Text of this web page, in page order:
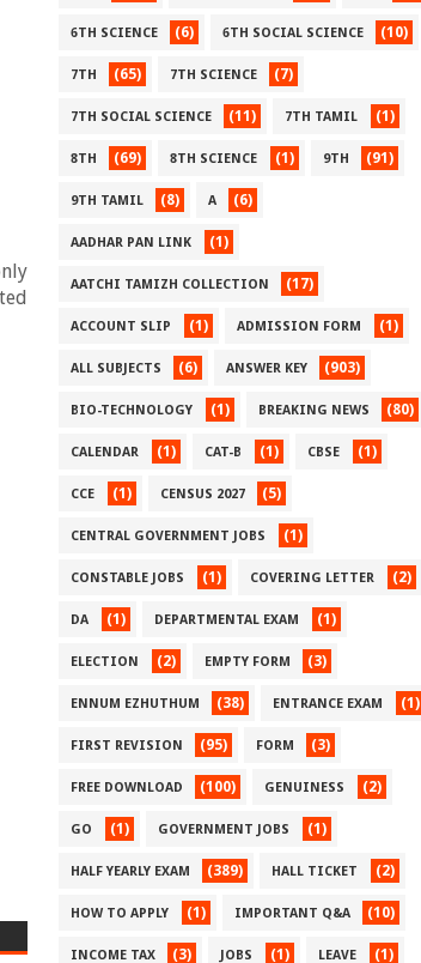
6TH SCIENCE (6) 6TH SOCIAL SCIENCE (10)
7TH (65) 7TH SCIENCE (7)
7TH SOCIAL SCIENCE (11) 7TH TAMIL (1)
8TH (69) 8TH SCIENCE (1) 9TH (91)
9TH TAMIL (8) A (6)
AADHAR PAN LINK (1)
AATCHI TAMIZH COLLECTION (17)
ACCOUNT SLIP (1) ADMISSION FORM (1)
ALL SUBJECTS (6) ANSWER KEY (903)
BIO-TECHNOLOGY (1) BREAKING NEWS (80)
CALENDAR (1) CAT-B (1) CBSE (1)
CCE (1) CENSUS 2027 (5)
CENTRAL GOVERNMENT JOBS (1)
CONSTABLE JOBS (1) COVERING LETTER (2)
DA (1) DEPARTMENTAL EXAM (1)
ELECTION (2) EMPTY FORM (3)
ENNUM EZHUTHUM (38) ENTRANCE EXAM (1)
FIRST REVISION (95) FORM (3)
FREE DOWNLOAD (100) GENUINESS (2)
GO (1) GOVERNMENT JOBS (1)
HALF YEARLY EXAM (389) HALL TICKET (2)
HOW TO APPLY (1) IMPORTANT Q&A (10)
INCOME TAX (3) JOBS (1) LEAVE (1)